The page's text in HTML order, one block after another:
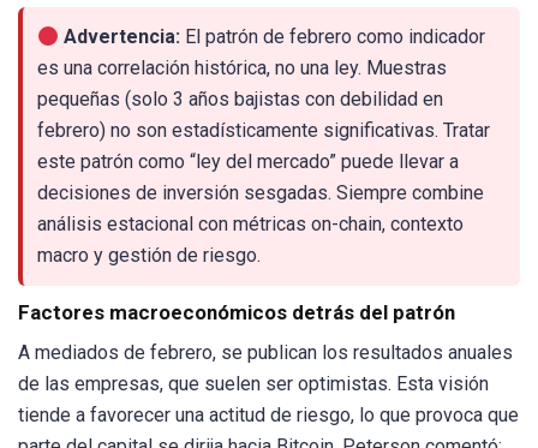
Advertencia: El patrón de febrero como indicador
es una correlación histórica, no una ley. Muestras
pequeñas (solo 3 años bajistas con debilidad en
febrero) no son estadísticamente significativas. Tratar
este patrón como “ley del mercado” puede llevar a
decisiones de inversión sesgadas. Siempre combine
análisis estacional con métricas on-chain, contexto
macro y gestión de riesgo.
Factores macroeconómicos detrás del patrón
A mediados de febrero, se publican los resultados anuales
de las empresas, que suelen ser optimistas. Esta visión
tiende a favorecer una actitud de riesgo, lo que provoca que